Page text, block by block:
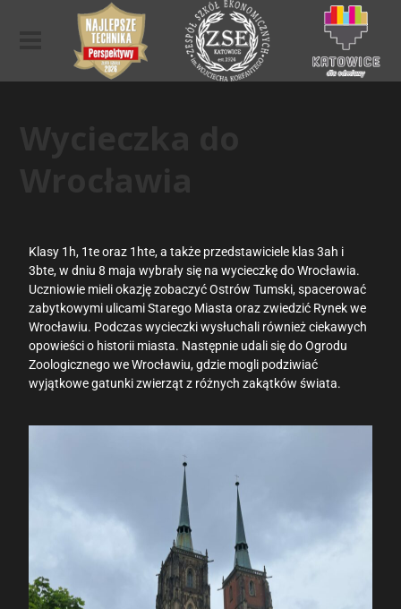
Klasy 1h, 1te oraz 1hte, a także przedstawiciele klas 3ah i
3bte, w dniu 8 maja wybrały się na wycieczkę do Wrocławia.
Uczniowie mieli okazję zobaczyć Ostrów Tumski, spacerować
zabytkowymi ulicami Starego Miasta oraz zwiedzić Rynek we
Wrocławiu. Podczas wycieczki wysłuchali również ciekawych
opowieści o historii miasta. Następnie udali się do Ogrodu
Zoologicznego we Wrocławiu, gdzie mogli podziwiać
wyjątkowe gatunki zwierząt z różnych zakątków świata.